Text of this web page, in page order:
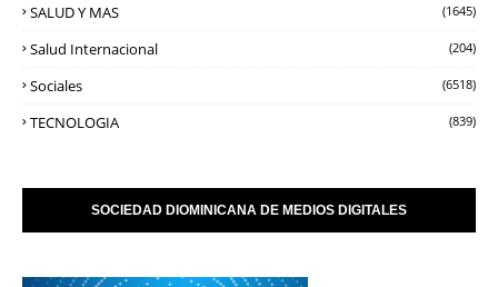
SALUD Y MAS (1645)
Salud Internacional (204)
Sociales (6518)
TECNOLOGIA (839)
SOCIEDAD DIOMINICANA DE MEDIOS DIGITALES